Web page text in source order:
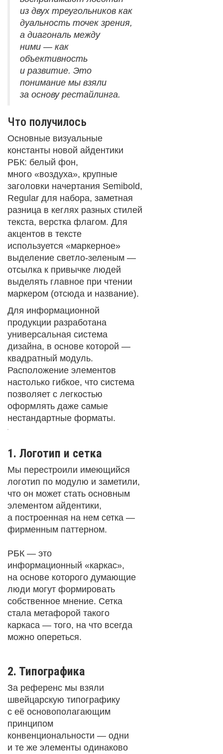
из двух треугольников как
дуальность точек зрения,
а диагональ между
ними — как
объективность
и развитие. Это
понимание мы взяли
за основу рестайлинга.
Что получилось
Основные визуальные
константы новой айдентики
РБК: белый фон,
много «воздуха», крупные
заголовки начертания Semibold,
Regular для набора, заметная
разница в кеглях разных стилей
текста, верстка флагом. Для
акцентов в тексте
используется «маркерное»
выделение светло-зеленым —
отсылка к привычке людей
выделять главное при чтении
маркером (отсюда и название).
Для информационной
продукции разработана
универсальная система
дизайна, в основе которой —
квадратный модуль.
Расположение элементов
настолько гибкое, что система
позволяет с легкостью
оформлять даже самые
нестандартные форматы.
1. Логотип и сетка
Мы перестроили имеющийся
логотип по модулю и заметили,
что он может стать основным
элементом айдентики,
а построенная на нем сетка —
фирменным паттерном.
РБК — это
информационный «каркас»,
на основе которого думающие
люди могут формировать
собственное мнение. Сетка
стала метафорой такого
каркаса — того, на что всегда
можно опереться.
2. Типографика
За референc мы взяли
швейцарскую типографику
с её основополагающим
принципом
конвенциональности — одни
и те же элементы одинаково